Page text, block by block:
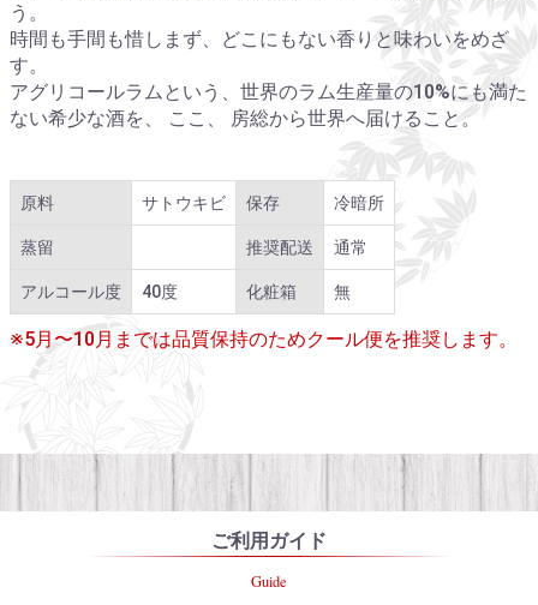
う。
時間も手間も惜しまず、どこにもない香りと味わいをめざ
す。
アグリコールラムという、世界のラム生産量の10%にも満た
ない希少な酒を、 ここ、 房総から世界へ届けること。
原料 サトウキビ 保存 冷暗所
蒸留 推奨配送 通常
アルコール度 40度 化粧箱 無
※5月〜10月までは品質保持のためクール便を推奨します。
ご利用ガイド
Guide